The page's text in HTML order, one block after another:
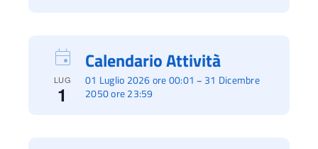
LUG
1
01 Luglio 2026 ore 00:01 – 31 Dicembre
2050 ore 23:59
Calendario Attività